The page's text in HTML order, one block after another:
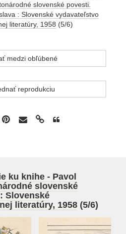
slovenské povesti.
: Slovenské vydavateľstvo
literatúry, 1958 (5/6)
medzi obľúbené
reprodukciu
ku knihe - Pavol
slovenské
Slovenské
literatúry, 1958 (5/6)